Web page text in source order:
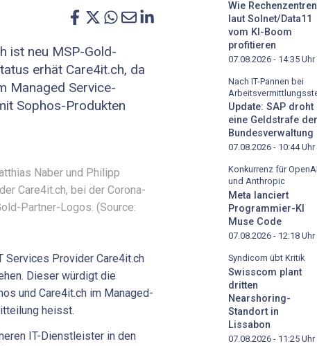
ist neu MSP-Gold-
erhät Care4it.ch, da
Managed Service-
Sophos-Produkten
Naber und Philipp
Care4it.ch, bei der Corona-
Partner-Logos. (Source:
Services Provider Care4it.ch
Dieser würdigt die
und Care4it.ch im Managed-
heisst.
IT-Dienstleister in den
Wie Rechenzentren
laut Solnet/Data11
vom KI-Boom
profitieren
07.08.2026 - 14:35 Uhr
Nach IT-Pannen bei
Update: SAP droht
eine Geldstrafe der
Bundesverwaltung
07.08.2026 - 10:44Uhr
Konkurrenz für OpenAI
und Anthropic
Meta lanciert
Programmier-KI
Muse Code
07.08.2026 - 12:18 Uhr
Syndicom übt Kritik
Swisscom plant
dritten
Nearshoring-
Standort in
Lissabon
07.08.2026 - 11:25 Uhr